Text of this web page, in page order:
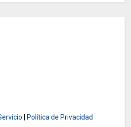
Política de Privacidad